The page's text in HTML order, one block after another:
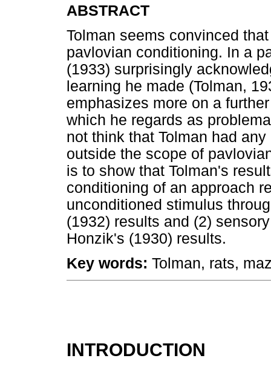
ABSTRACT
Tolman seems convinced
pavlovian conditioning. In a
(1933) surprisingly
learning he made (Tolman,
emphasizes more on a
which he regards as
not think that Tolman had
outside the scope of
is to show that Tolman's
conditioning of an approach
unconditioned stimulus
(1932) results and (2)
Honzik's (1930) results.
Key words: Tolman, rats,
INTRODUCTION